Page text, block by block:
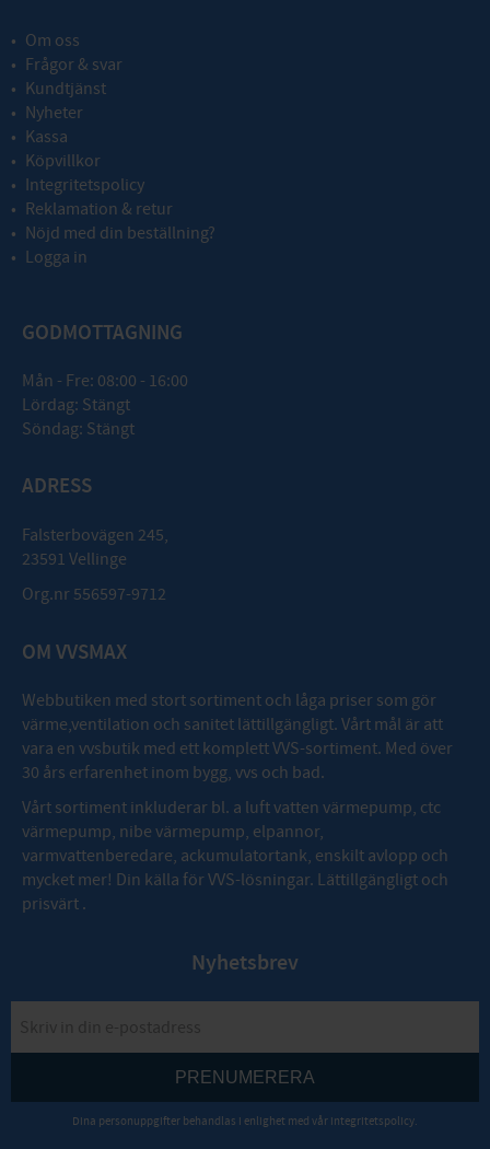
Om oss
Frågor & svar
Kundtjänst
Nyheter
Kassa
Köpvillkor
Integritetspolicy
Reklamation & retur
Nöjd med din beställning?
Logga in
GODMOTTAGNING
Mån - Fre: 08:00 - 16:00
Lördag: Stängt
Söndag: Stängt
ADRESS
Falsterbovägen 245,
23591 Vellinge
Org.nr 556597-9712
OM VVSMAX
Webbutiken med stort sortiment och låga priser som gör
värme,ventilation och sanitet lättillgängligt. Vårt mål är att
vara en vvsbutik med ett komplett VVS-sortiment. Med över
30 års erfarenhet inom bygg, vvs och bad.
Vårt sortiment inkluderar bl. a luft vatten värmepump, ctc
värmepump, nibe värmepump, elpannor,
varmvattenberedare, ackumulatortank, enskilt avlopp och
mycket mer! Din källa för VVS-lösningar. Lättillgängligt och
prisvärt .
Nyhetsbrev
PRENUMERERA
Dina personuppgifter behandlas i enlighet med vår integritetspolicy.